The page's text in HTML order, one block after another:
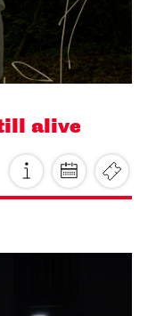
alive